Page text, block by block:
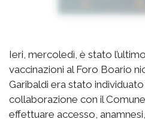
Ieri, mercoledì, è stato
vaccinazioni al Foro Boario
Garibaldi era stato individuato
collaborazione con il
effettuare accesso,